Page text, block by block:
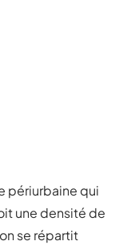
périurbaine qui
une densité de
se répartit